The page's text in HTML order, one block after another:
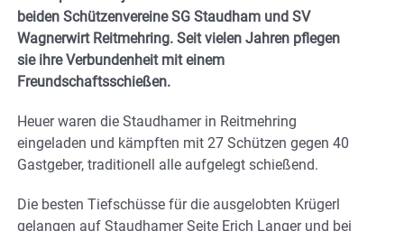
beiden Schützenvereine SG Staudham und SV
Wagnerwirt Reitmehring. Seit vielen Jahren pflegen
sie ihre Verbundenheit mit einem
Freundschaftsschießen.
Heuer waren die Staudhamer in Reitmehring
eingeladen und kämpften mit 27 Schützen gegen 40
Gastgeber, traditionell alle aufgelegt schießend.
Die besten Tiefschüsse für die ausgelobten Krügerl
gelangen auf Staudhamer Seite Erich Langer und bei